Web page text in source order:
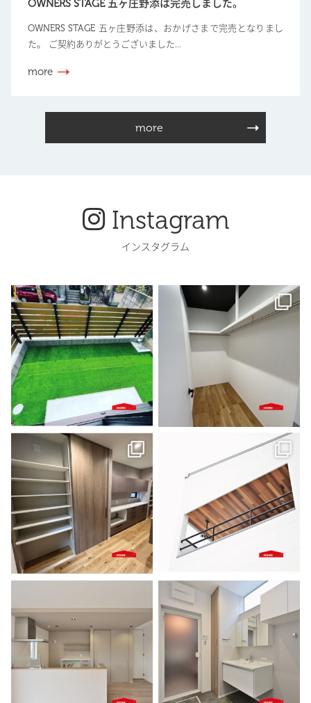
OWNERS STAGE 五ヶ庄野添は完売しました。
OWNERS STAGE 五ヶ庄野添は、おかげさまで完売となりまし
た。 ご契約ありがとうございました...
more
more
Instagram
インスタグラム